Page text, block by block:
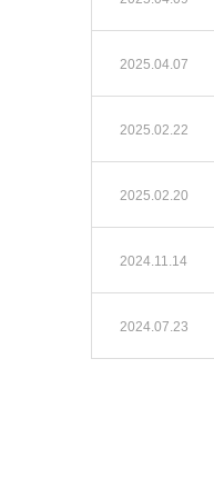
2025.04.07
2025.02.22
2025.02.20
2024.11.14
2024.07.23